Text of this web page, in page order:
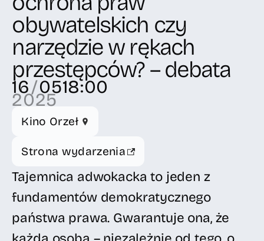
obywatelskich czy
narzędzie w rękach
przestępców? – debata
16/05
2025
18:00
Kino Orzeł
Strona wydarzenia
Tajemnica adwokacka to jeden z
fundamentów demokratycznego
państwa prawa. Gwarantuje ona, że